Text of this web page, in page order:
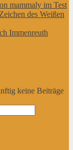
mammaly im Test
des Weißen
Immenreuth
keine Beiträge